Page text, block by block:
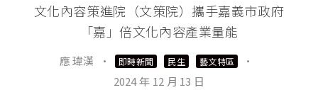
文化內容策進院（文策院）攜手嘉義市政府
「嘉」倍文化內容產業量能
應 瑋漢 · 即時新聞 民生 藝文特區
·
2024 年 12 月 13 日